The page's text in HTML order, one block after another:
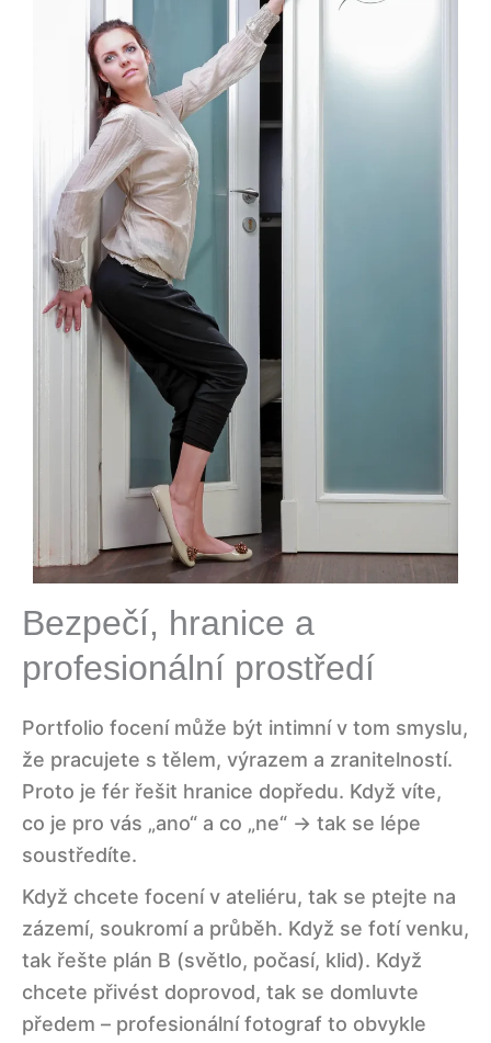
Bezpečí, hranice a
profesionální prostředí
Portfolio focení může být intimní v tom smyslu,
že pracujete s tělem, výrazem a zranitelností.
Proto je fér řešit hranice dopředu. Když víte,
co je pro vás „ano“ a co „ne“ → tak se lépe
soustředíte.
Když chcete focení v ateliéru, tak se ptejte na
zázemí, soukromí a průběh. Když se fotí venku,
tak řešte plán B (světlo, počasí, klid). Když
chcete přivést doprovod, tak se domluvte
předem – profesionální fotograf to obvykle